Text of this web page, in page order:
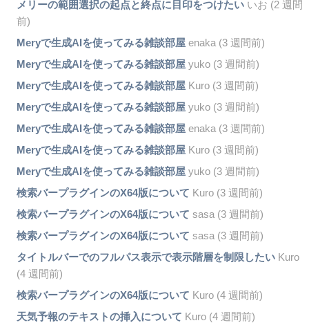
メリーの範囲選択の起点と終点に目印をつけたいいお (2 週間
前)
Meryで生成AIを使ってみる雑談部屋enaka (3 週間前)
Meryで生成AIを使ってみる雑談部屋yuko (3 週間前)
Meryで生成AIを使ってみる雑談部屋Kuro (3 週間前)
Meryで生成AIを使ってみる雑談部屋yuko (3 週間前)
Meryで生成AIを使ってみる雑談部屋enaka (3 週間前)
Meryで生成AIを使ってみる雑談部屋Kuro (3 週間前)
Meryで生成AIを使ってみる雑談部屋yuko (3 週間前)
検索バープラグインのX64版について Kuro (3 週間前)
検索バープラグインのX64版について sasa (3 週間前)
検索バープラグインのX64版について sasa (3 週間前)
タイトルバーでのフルパス表示で表示階層を制限したいKuro
(4 週間前)
検索バープラグインのX64版について Kuro (4 週間前)
天気予報のテキストの挿入について Kuro (4 週間前)